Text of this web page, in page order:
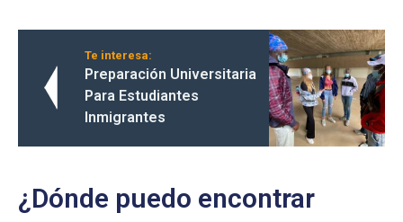
Te interesa:
Preparación Universitaria
Para Estudiantes
Inmigrantes
¿Dónde puedo encontrar